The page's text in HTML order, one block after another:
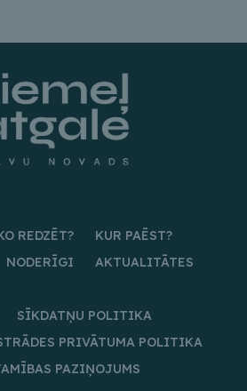
REDZĒT?
KUR PAĒST?
NODERĪGI AKTUALITĀTES
SĪKDATŅU POLITIKA
PRIVĀTUMA POLITIKA
PAZIŅOJUMS